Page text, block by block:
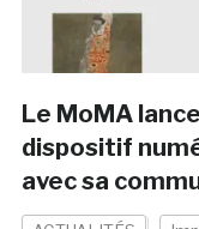
Le MoMA
dispositif
avec sa